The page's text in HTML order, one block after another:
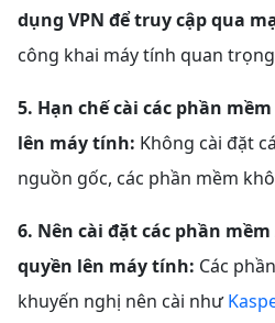
dụng VPN để truy cập qua
công khai máy tính quan
5. Hạn chế cài các phần
lên máy tính: Không cài đặt
nguồn gốc, các phần mềm
6. Nên cài đặt các phần
quyền lên máy tính: Các
khuyến nghị nên cài như